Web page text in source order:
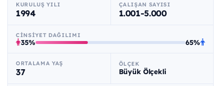
KURULUŞ YILI
1994
ÇALIŞAN SAYISI
1.001-5.000
CINSIYET DAĞILIMI
35% 65%
ORTALAMA YAŞ
37
ÖLÇEK
Büyük Ölçekli